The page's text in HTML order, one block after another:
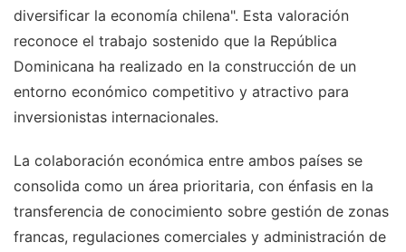
diversificar la economía chilena". Esta valoración
reconoce el trabajo sostenido que la República
Dominicana ha realizado en la construcción de un
entorno económico competitivo y atractivo para
inversionistas internacionales.
La colaboración económica entre ambos países se
consolida como un área prioritaria, con énfasis en la
transferencia de conocimiento sobre gestión de zonas
francas, regulaciones comerciales y administración de